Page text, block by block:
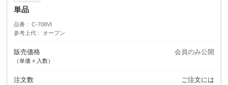
単品
品番
C-708VI
参考上代
オープン
販売価格
（単価 × 入数）
会員のみ公開
注文数
ご注文には